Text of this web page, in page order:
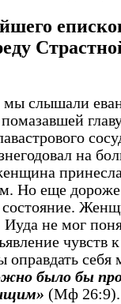
мы слышали
на
Но еще
состояние.
не мог
чувств к
себя
было бы
(Мф 26:9).